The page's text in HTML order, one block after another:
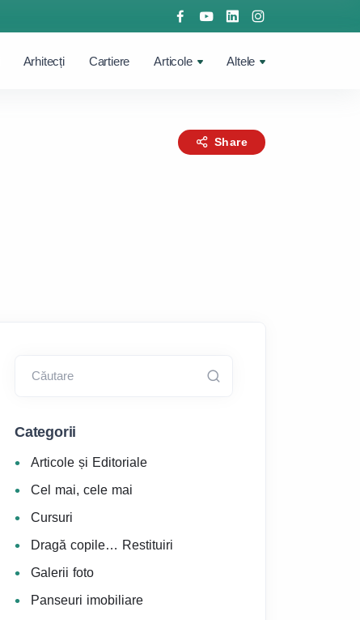
Arhitecți Cartiere Articole Altele
Share
Căutare
Categorii
Articole și Editoriale
Cel mai, cele mai
Cursuri
Dragă copile… Restituiri
Galerii foto
Panseuri imobiliare